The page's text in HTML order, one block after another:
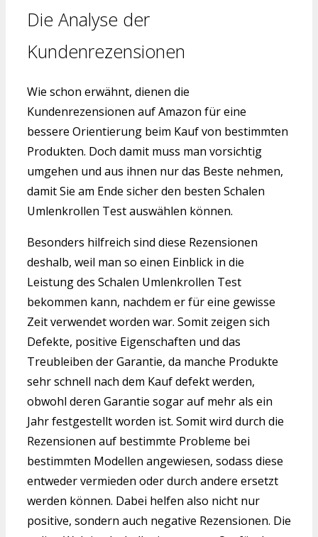
Die Analyse der
Kundenrezensionen
Wie schon erwähnt, dienen die
Kundenrezensionen auf Amazon für eine
bessere Orientierung beim Kauf von bestimmten
Produkten. Doch damit muss man vorsichtig
umgehen und aus ihnen nur das Beste nehmen,
damit Sie am Ende sicher den besten Schalen
Umlenkrollen Test auswählen können.
Besonders hilfreich sind diese Rezensionen
deshalb, weil man so einen Einblick in die
Leistung des Schalen Umlenkrollen Test
bekommen kann, nachdem er für eine gewisse
Zeit verwendet worden war. Somit zeigen sich
Defekte, positive Eigenschaften und das
Treubleiben der Garantie, da manche Produkte
sehr schnell nach dem Kauf defekt werden,
obwohl deren Garantie sogar auf mehr als ein
Jahr festgestellt worden ist. Somit wird durch die
Rezensionen auf bestimmte Probleme bei
bestimmten Modellen angewiesen, sodass diese
entweder vermieden oder durch andere ersetzt
werden können. Dabei helfen also nicht nur
positive, sondern auch negative Rezensionen. Die